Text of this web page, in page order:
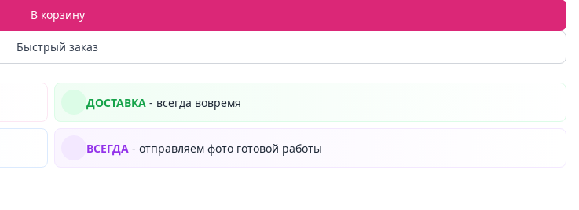
В корзину
Быстрый заказ
ДОСТАВКА - всегда вовремя
ВСЕГДА - отправляем фото готовой работы